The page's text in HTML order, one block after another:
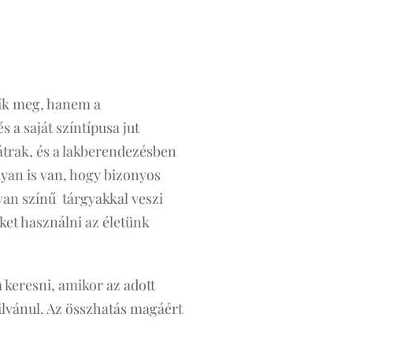
meg, hanem a
a saját színtípusa jut
és a lakberendezésben
is van, hogy bizonyos
színű tárgyakkal veszi
használni az életünk
amikor az adott
Az összhatás magáért